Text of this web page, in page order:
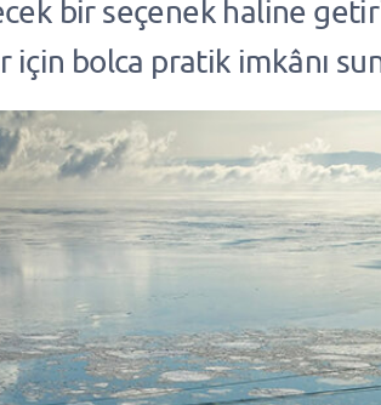
bir seçenek haline
için bolca pratik imkânı